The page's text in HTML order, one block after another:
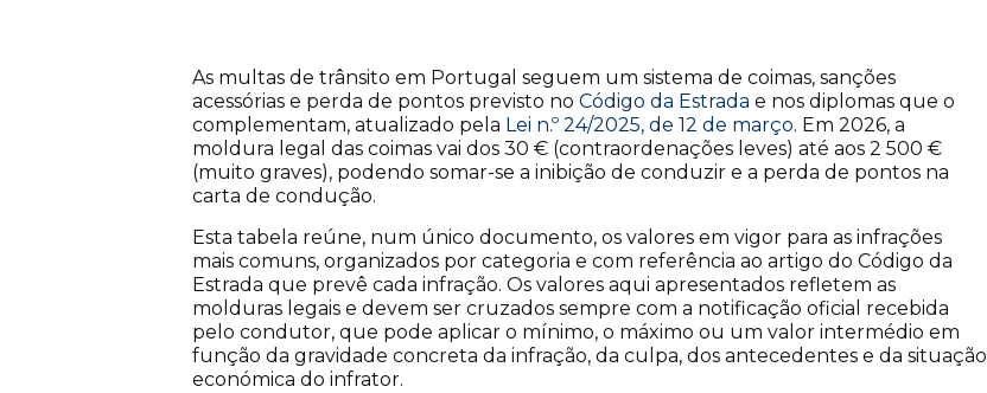
As multas de trânsito em Portugal seguem um sistema de coimas, sanções
acessórias e perda de pontos previsto no Código da Estrada e nos diplomas que o
complementam, atualizado pela Lei n.º 24/2025, de 12 de março. Em 2026, a
moldura legal das coimas vai dos 30 € (contraordenações leves) até aos 2 500 €
(muito graves), podendo somar-se a inibição de conduzir e a perda de pontos na
carta de condução.
Esta tabela reúne, num único documento, os valores em vigor para as infrações
mais comuns, organizados por categoria e com referência ao artigo do Código da
Estrada que prevê cada infração. Os valores aqui apresentados refletem as
molduras legais e devem ser cruzados sempre com a notificação oficial recebida
pelo condutor, que pode aplicar o mínimo, o máximo ou um valor intermédio em
função da gravidade concreta da infração, da culpa, dos antecedentes e da situação
económica do infrator.